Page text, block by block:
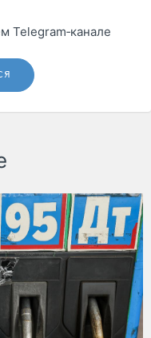
Telegram‑канале